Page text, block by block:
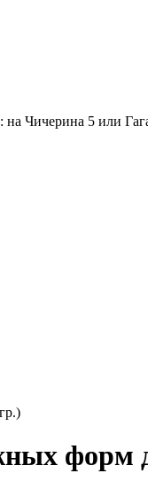
на Чичерина 5 или
форм